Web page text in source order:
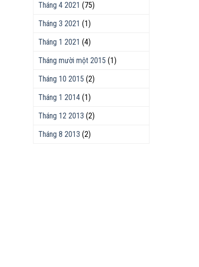
Tháng 4 2021 (75)
Tháng 3 2021 (1)
Tháng 1 2021 (4)
Tháng mười một 2015 (1)
Tháng 10 2015 (2)
Tháng 1 2014 (1)
Tháng 12 2013 (2)
Tháng 8 2013 (2)